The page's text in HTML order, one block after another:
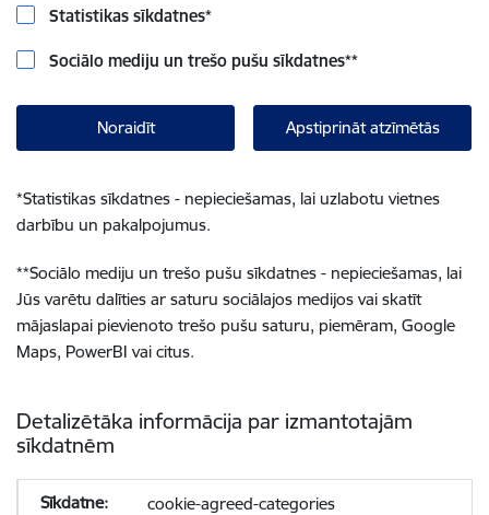
Statistikas sīkdatnes*
Sociālo mediju un trešo pušu sīkdatnes**
Noraidīt Apstiprināt atzīmētās
*Statistikas sīkdatnes - nepieciešamas, lai uzlabotu vietnes
darbību un pakalpojumus.
**Sociālo mediju un trešo pušu sīkdatnes - nepieciešamas, lai
Jūs varētu dalīties ar saturu sociālajos medijos vai skatīt
mājaslapai pievienoto trešo pušu saturu, piemēram, Google
Maps, PowerBI vai citus.
Detalizētāka informācija par izmantotajām
sīkdatnēm
cookie-agreed-categories